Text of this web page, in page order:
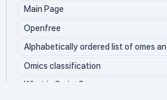
Main Page
Openfree
Alphabetically ordered list of omes
Omics classification
What is Oming?